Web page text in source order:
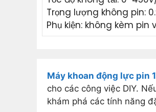
Trọng lượng không pin:
Phụ kiện: không kèm pin
Máy khoan động lực pin
cho các công việc DIY.
khám phá các tính năng